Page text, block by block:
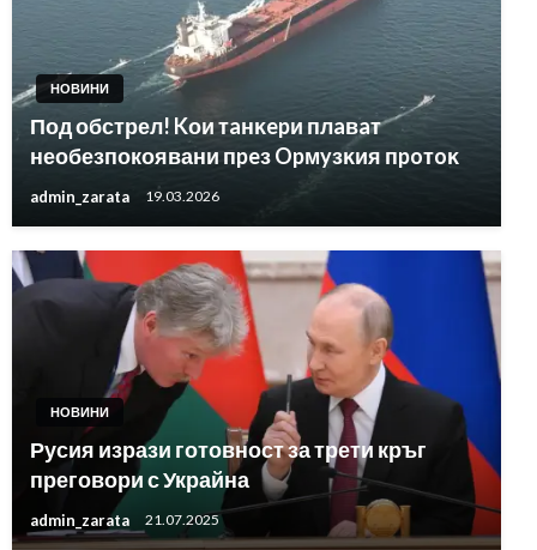
НОВИНИ
Под обстрел! Kои тaнĸepи плaвaт
необезпокоявани пpeз Opмyзĸия пpoтoĸ
admin_zarata 19.03.2026
НОВИНИ
Русия изрази готовност за трети кръг
преговори с Украйна
admin_zarata 21.07.2025